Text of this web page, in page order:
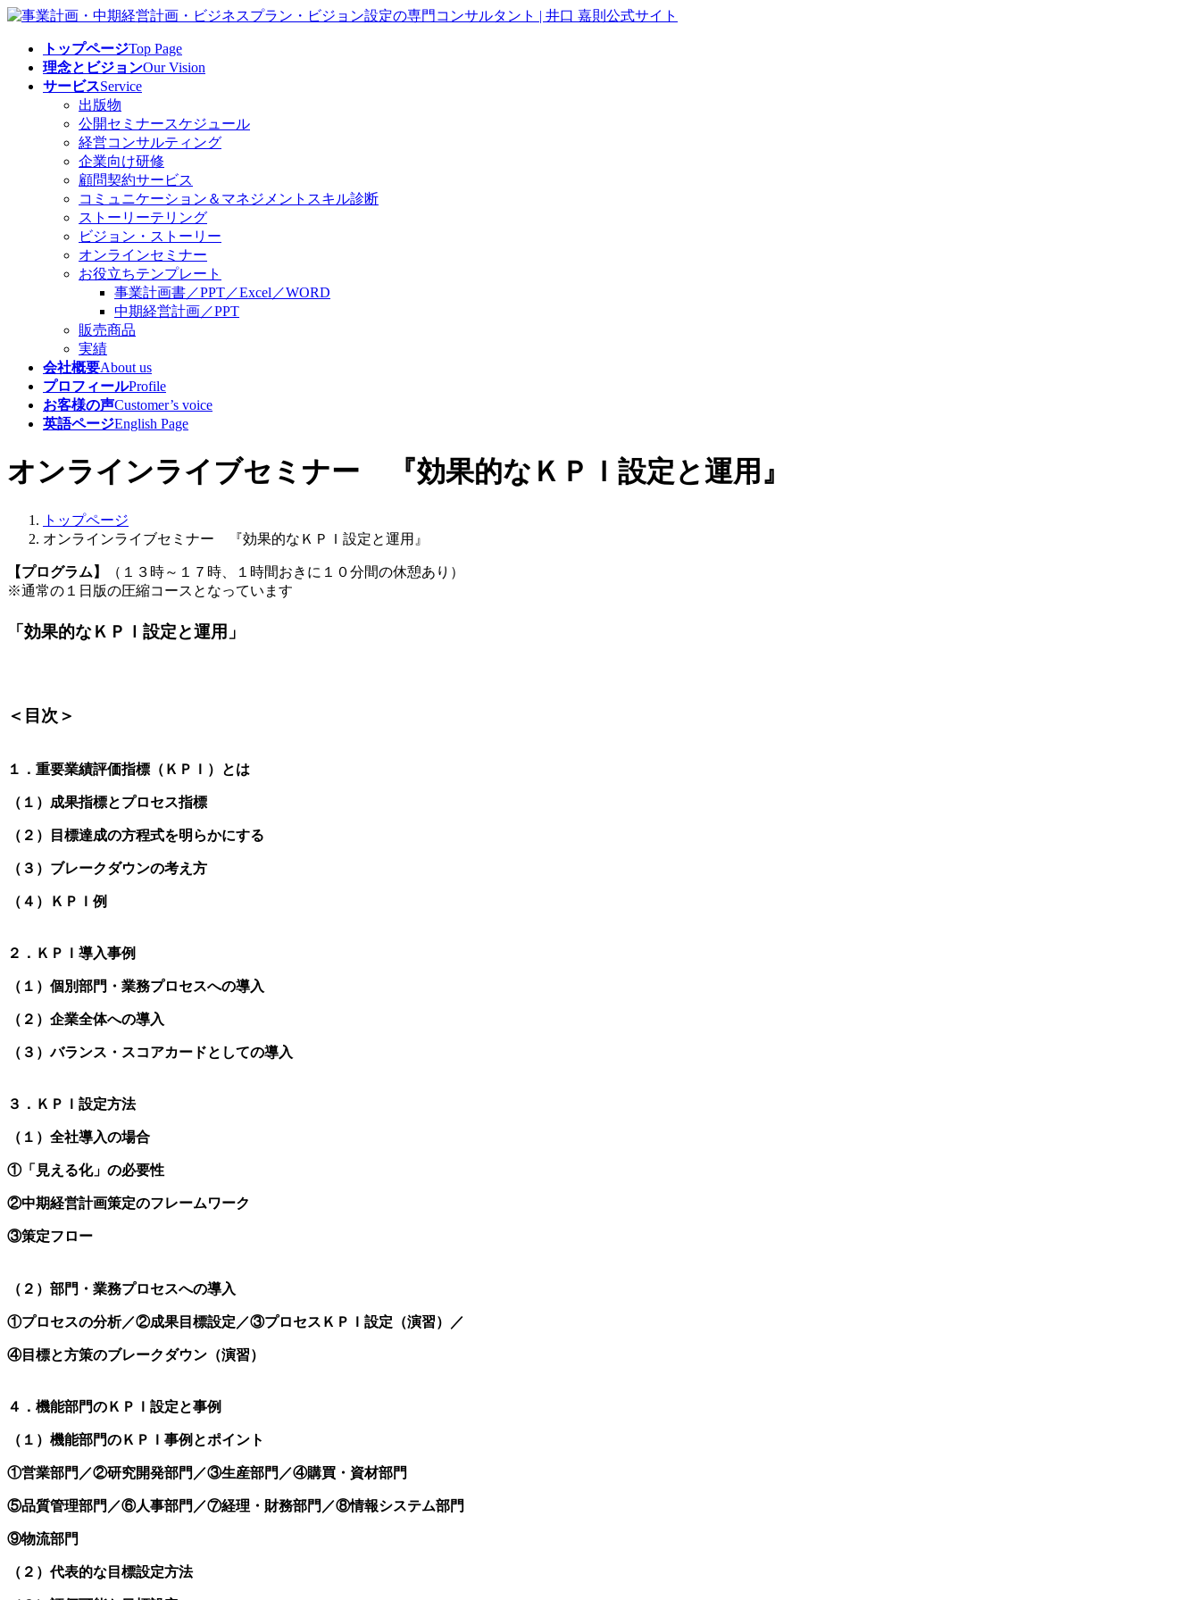
コ
ナ
トップページTop Page
理念とビジョンOur Vision
サービスService
出版物
公開セミナースケジュール
経営コンサルティング
企業向け研修
顧問契約サービス
コミュニケーション＆マネジメントスキル診断
ストーリーテリング
ビジョン・ストーリー
オンラインセミナー
お役立ちテンプレート
事業計画書／PPT／Excel／WORD
中期経営計画／PPT
販売商品
実績
会社概要About us
プロフィールProfile
お客様の声Customer’s voice
英語ページEnglish Page
オンラインライブセミナー 『効果的なＫＰＩ設定と運用』
トップページ
オンラインライブセミナー 『効果的なＫＰＩ設定と運用』
【プログラム】
（１３時～１７時、１時間おきに１０分間の休憩あり）
※通常の１日版の圧縮コースとなっています
「効果的なＫＰＩ設定と運用」
＜目次＞
１．重要業績評価指標（ＫＰＩ）とは
（１）成果指標とプロセス指標
（２）目標達成の方程式を明らかにする
（３）ブレークダウンの考え方
（４）ＫＰＩ例
２．ＫＰＩ導入事例
（１）個別部門・業務プロセスへの導入
（２）企業全体への導入
（３）バランス・スコアカードとしての導入
３．ＫＰＩ設定方法
（１）全社導入の場合
①「見える化」の必要性
②中期経営計画策定のフレームワーク
③策定フロー
（２）部門・業務プロセスへの導入
①プロセスの分析／②成果目標設定／③プロセスＫＰＩ設定（演習）／
④目標と方策のブレークダウン（演習）
４．機能部門のＫＰＩ設定と事例
（１）機能部門のＫＰＩ事例とポイント
①営業部門／②研究開発部門／③生産部門／④購買・資材部門
⑤品質管理部門／⑥人事部門／⑦経理・財務部門／⑧情報システム部門
⑨物流部門
（２）代表的な目標設定方法